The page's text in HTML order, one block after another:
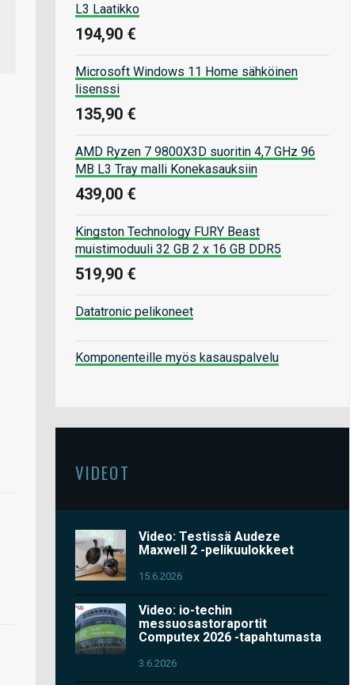
L3 Laatikko
194,90 €
Microsoft Windows 11 Home sähköinen
lisenssi
135,90 €
AMD Ryzen 7 9800X3D suoritin 4,7 GHz 96
MB L3 Tray malli Konekasauksiin
439,00 €
Kingston Technology FURY Beast
muistimoduuli 32 GB 2 x 16 GB DDR5
519,90 €
Datatronic pelikoneet
Komponenteille myös kasauspalvelu
VIDEOT
Video: Testissä Audeze
Maxwell 2 -pelikuulokkeet
15.6.2026
Video: io-techin
messuosastoraportit
Computex 2026 -tapahtumasta
3.6.2026